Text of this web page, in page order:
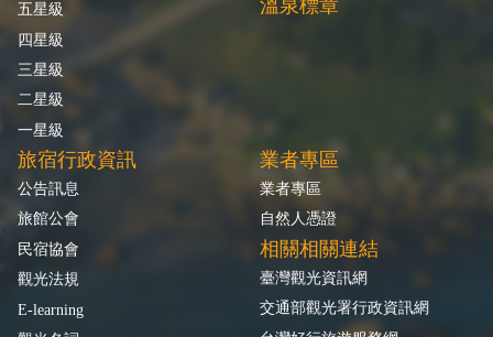
五星級
四星級
三星級
二星級
一星級
溫泉標章
旅宿行政資訊
公告訊息
旅館公會
民宿協會
觀光法規
E-learning
業者專區
業者專區
自然人憑證
相關相關連結
臺灣觀光資訊網
交通部觀光署行政資訊網